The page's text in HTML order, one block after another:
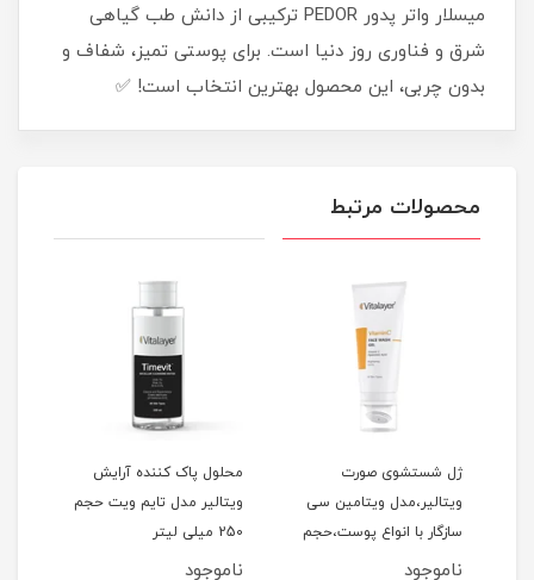
میسلار واتر پدور PEDOR ترکیبی از دانش طب گیاهی
شرق و فناوری روز دنیا است. برای پوستی تمیز، شفاف و
بدون چربی، این محصول بهترین انتخاب است! ✅
محصولات مرتبط
ژل شستشوی صورت
ویتالیر،مدل ویتامین سی
سازگار با انواع پوست،حجم
200 میلی‌لیتر
ناموجود
محلول پاک کننده آرایش
ویتالیر مدل تایم ویت حجم
250 میلی لیتر
ناموجود